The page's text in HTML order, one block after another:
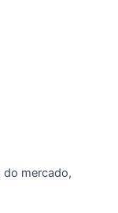
do mercado,